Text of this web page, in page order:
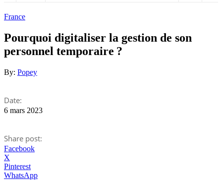
France
Pourquoi digitaliser la gestion de son
personnel temporaire ?
By: Popey
Date:
6 mars 2023
Share post:
Facebook
X
Pinterest
WhatsApp